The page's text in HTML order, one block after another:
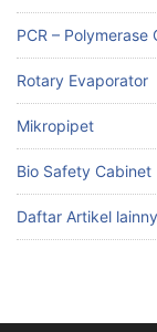
PCR – Polymerase
Rotary Evaporator
Mikropipet
Bio Safety Cabinet
Daftar Artikel